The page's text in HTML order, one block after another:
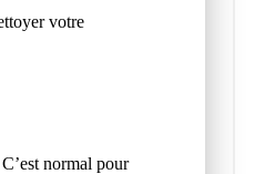
votre
normal pour